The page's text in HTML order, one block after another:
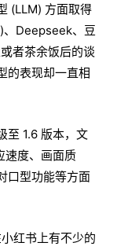
(LLM) 方面取得
、Deepseek、豆
者茶余饭后的谈
的表现却一直相
至 1.6 版本，文
速度、画面质
口型功能等方面
红书上有不少的